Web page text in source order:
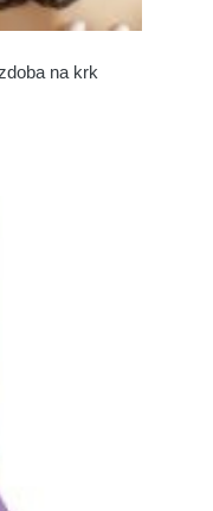
na krk